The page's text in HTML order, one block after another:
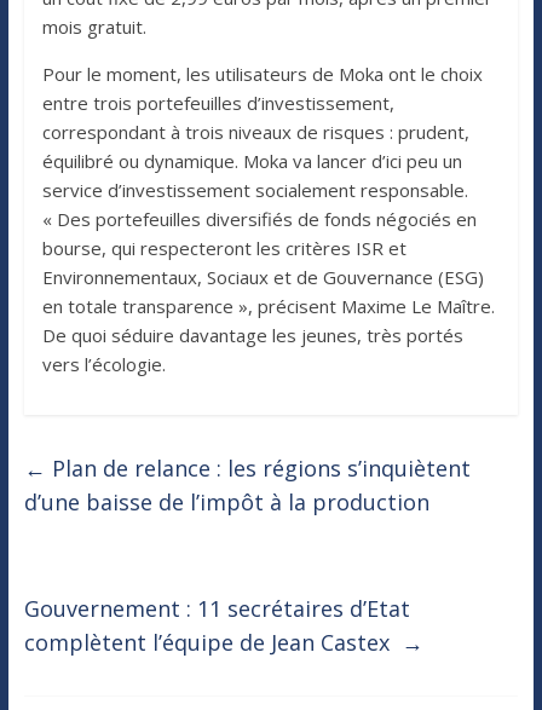
mois gratuit.
Pour le moment, les utilisateurs de Moka ont le choix
entre trois portefeuilles d’investissement,
correspondant à trois niveaux de risques : prudent,
équilibré ou dynamique. Moka va lancer d’ici peu un
service d’investissement socialement responsable.
« Des portefeuilles diversifiés de fonds négociés en
bourse, qui respecteront les critères ISR et
Environnementaux, Sociaux et de Gouvernance (ESG)
en totale transparence », précisent Maxime Le Maître.
De quoi séduire davantage les jeunes, très portés
vers l’écologie.
← Plan de relance : les régions s’inquiètent
d’une baisse de l’impôt à la production
Gouvernement : 11 secrétaires d’Etat
complètent l’équipe de Jean Castex →